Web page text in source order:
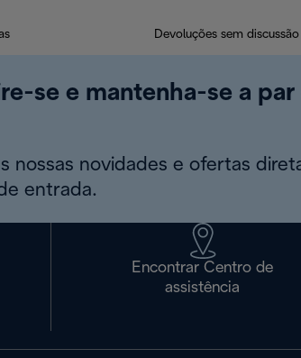
Devoluções sem
se e mantenha-se a
nossas novidades e ofertas
entrada.
Encontrar Centro de
assistência